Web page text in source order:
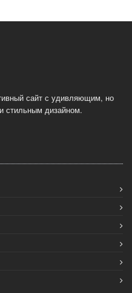
сайт с удивляющим, но
стильным дизайном.